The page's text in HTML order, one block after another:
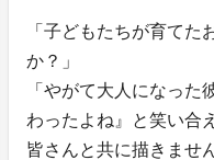
「子どもたちが育て
か？」
「やがて大人になった
わったよね』と笑い合
皆さんと共に描きませ